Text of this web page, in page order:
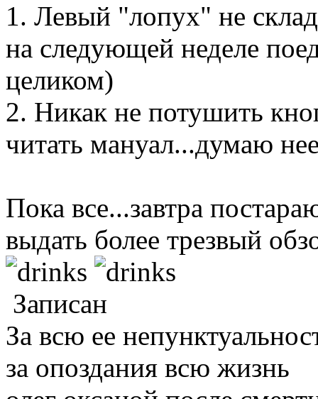
1. Левый "лопух" не
на следующей неделе
целиком)
2. Никак не потушить
читать мануал...думаю
Пока все...завтра
выдать более трезвый
Записан
За всю ее
за опоздания всю жизнь